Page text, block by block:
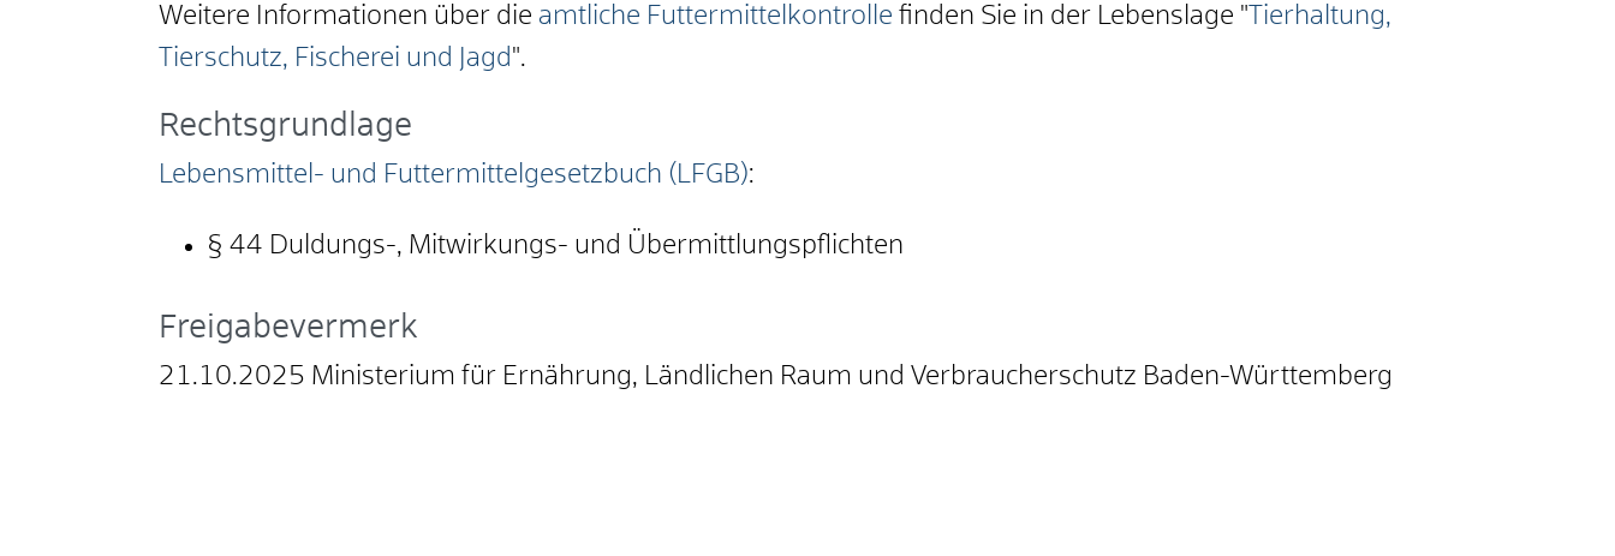
Weitere Informationen über die amtliche Futtermittelkontrolle finden Sie in der Lebenslage " Tierhaltung,
Tierschutz, Fischerei und Jagd".
Rechtsgrundlage
Lebensmittel- und Futtermittelgesetzbuch (LFGB):
§ 44 Duldungs-, Mitwirkungs- und Übermittlungspflichten
Freigabevermerk
21.10.2025 Ministerium für Ernährung, Ländlichen Raum und Verbraucherschutz Baden-Württemberg